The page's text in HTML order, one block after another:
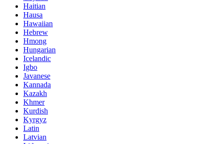
Haitian
Hausa
Hawaiian
Hebrew
Hmong
Hungarian
Icelandic
Igbo
Javanese
Kannada
Kazakh
Khmer
Kurdish
Kyrgyz
Latin
Latvian